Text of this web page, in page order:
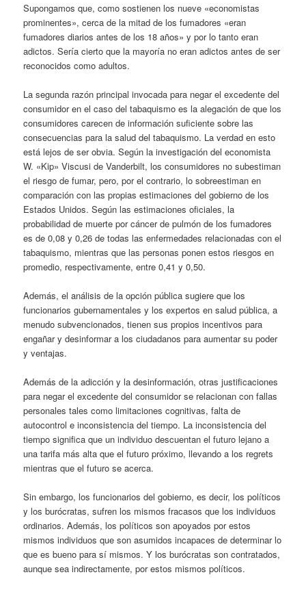
Supongamos que, como sostienen los nueve «economistas
prominentes», cerca de la mitad de los fumadores «eran
fumadores diarios antes de los 18 años» y por lo tanto eran
adictos. Sería cierto que la mayoría no eran adictos antes de ser
reconocidos como adultos.
La segunda razón principal invocada para negar el excedente del
consumidor en el caso del tabaquismo es la alegación de que los
consumidores carecen de información suficiente sobre las
consecuencias para la salud del tabaquismo. La verdad en esto
está lejos de ser obvia. Según la investigación del economista
W. «Kip» Viscusi de Vanderbilt, los consumidores no subestiman
el riesgo de fumar, pero, por el contrario, lo sobreestiman en
comparación con las propias estimaciones del gobierno de los
Estados Unidos. Según las estimaciones oficiales, la
probabilidad de muerte por cáncer de pulmón de los fumadores
es de 0,08 y 0,26 de todas las enfermedades relacionadas con el
tabaquismo, mientras que las personas ponen estos riesgos en
promedio, respectivamente, entre 0,41 y 0,50.
Además, el análisis de la opción pública sugiere que los
funcionarios gubernamentales y los expertos en salud pública, a
menudo subvencionados, tienen sus propios incentivos para
engañar y desinformar a los ciudadanos para aumentar su poder
y ventajas.
Además de la adicción y la desinformación, otras justificaciones
para negar el excedente del consumidor se relacionan con fallas
personales tales como limitaciones cognitivas, falta de
autocontrol e inconsistencia del tiempo. La inconsistencia del
tiempo significa que un individuo descuentan el futuro lejano a
una tarifa más alta que el futuro próximo, llevando a los regrets
mientras que el futuro se acerca.
Sin embargo, los funcionarios del gobierno, es decir, los políticos
y los burócratas, sufren los mismos fracasos que los individuos
ordinarios. Además, los políticos son apoyados por estos
mismos individuos que son asumidos incapaces de determinar lo
que es bueno para sí mismos. Y los burócratas son contratados,
aunque sea indirectamente, por estos mismos políticos.